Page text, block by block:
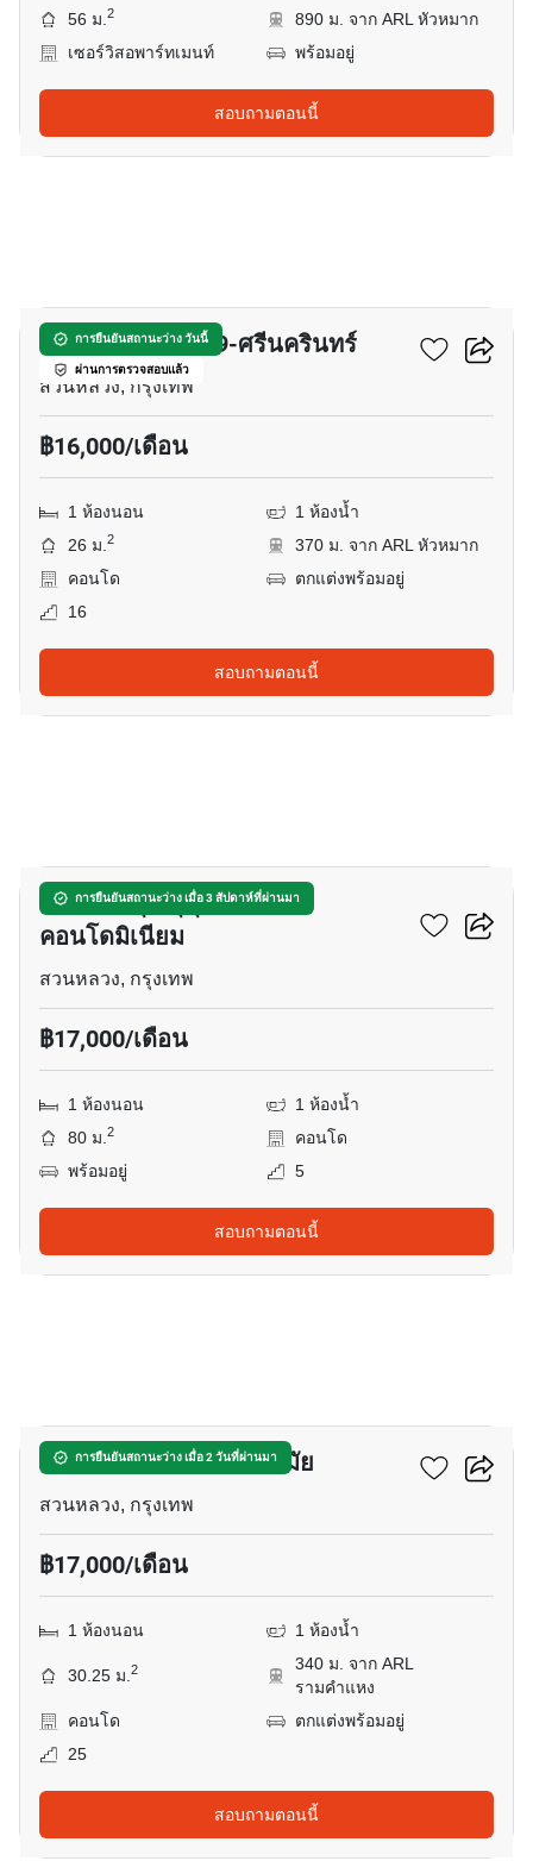
56 ม.2
890 ม. จาก ARL หัวหมาก
เซอร์วิสอพาร์ทเมนท์
พร้อมอยู่
สอบถามตอนนี้
การยืนยันสถานะว่าง วันนี้
ผ่านการตรวจสอบแล้ว
เดอะริช พระราม 9-ศรีนครินทร์
สวนหลวง, กรุงเทพ
฿16,000/เดือน
1 ห้องนอน
1 ห้องน้ำ
26 ม.2
370 ม. จาก ARL หัวหมาก
คอนโด
ตกแต่งพร้อมอยู่
16
สอบถามตอนนี้
การยืนยันสถานะว่าง เมื่อ 3 สัปดาห์ที่ผ่านมา
บ้านอ่อนนุช สุขุมวิท 77
คอนโดมิเนียม
สวนหลวง, กรุงเทพ
฿17,000/เดือน
1 ห้องนอน
1 ห้องน้ำ
80 ม.2
คอนโด
พร้อมอยู่
5
สอบถามตอนนี้
การยืนยันสถานะว่าง เมื่อ 2 วันที่ผ่านมา
เดอะ ทรี พัฒนาการ-เอกมัย
สวนหลวง, กรุงเทพ
฿17,000/เดือน
1 ห้องนอน 1 ห้องน้ำ
30.25 ม.2
340 ม. จาก ARL
รามคำแหง
คอนโด
ตกแต่งพร้อมอยู่
25
สอบถามตอนนี้